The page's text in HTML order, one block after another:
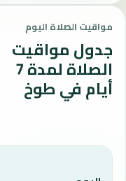
مواقيت الصلاة اليوم
جدول مواقيت
الصلاة لمدة 7
أيام في طوخ